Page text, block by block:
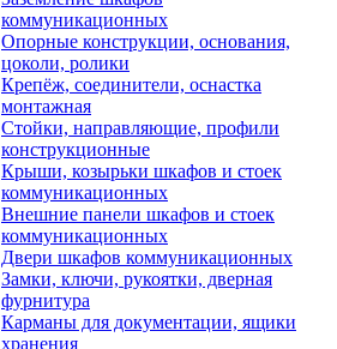
коммуникационных
Опорные конструкции, основания,
цоколи, ролики
Крепёж, соединители, оснастка
монтажная
Стойки, направляющие, профили
конструкционные
Крыши, козырьки шкафов и стоек
коммуникационных
Внешние панели шкафов и стоек
коммуникационных
Двери шкафов коммуникационных
Замки, ключи, рукоятки, дверная
фурнитура
Карманы для документации, ящики
хранения